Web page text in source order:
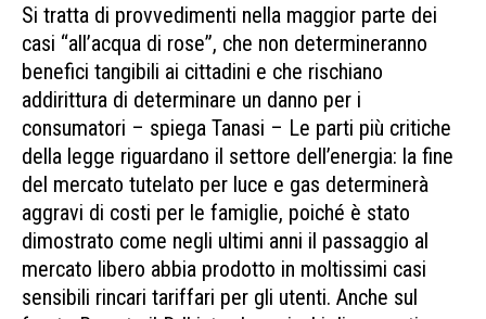
Si tratta di provvedimenti nella maggior parte dei
casi “all’acqua di rose”, che non determineranno
benefici tangibili ai cittadini e che rischiano
addirittura di determinare un danno per i
consumatori – spiega Tanasi – Le parti più critiche
della legge riguardano il settore dell’energia: la fine
del mercato tutelato per luce e gas determinerà
aggravi di costi per le famiglie, poiché è stato
dimostrato come negli ultimi anni il passaggio al
mercato libero abbia prodotto in moltissimi casi
sensibili rincari tariffari per gli utenti. Anche sul